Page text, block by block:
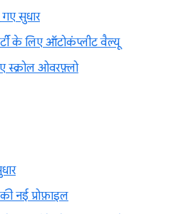
सुधार
के लिए ऑटोकंप्लीट वैल्यू
स्क्रोल ओवरफ़्लो
नई प्रोफ़ाइल